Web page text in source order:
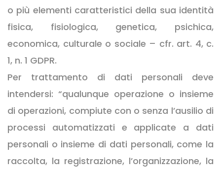
o più elementi caratteristici della sua identità
fisica, fisiologica, genetica, psichica,
economica, culturale o sociale – cfr. art. 4, c.
1, n. 1 GDPR.
Per trattamento di dati personali deve
intendersi: “qualunque operazione o insieme
di operazioni, compiute con o senza l’ausilio di
processi automatizzati e applicate a dati
personali o insieme di dati personali, come la
raccolta, la registrazione, l’organizzazione, la